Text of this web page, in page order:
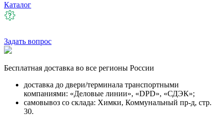
Каталог
Задать вопрос
Бесплатная доставка во все регионы России
доставка до двери/терминала транспортными
компаниями: «Деловые линии», «DPD», «СДЭК»;
самовывоз со склада: Химки, Коммунальный пр-д, стр.
30.